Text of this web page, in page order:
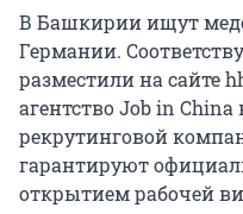
В Башкирии ищут
Германии.
разместили на сайте
агентство Job in
рекрутинговой
гарантируют
открытием рабочей